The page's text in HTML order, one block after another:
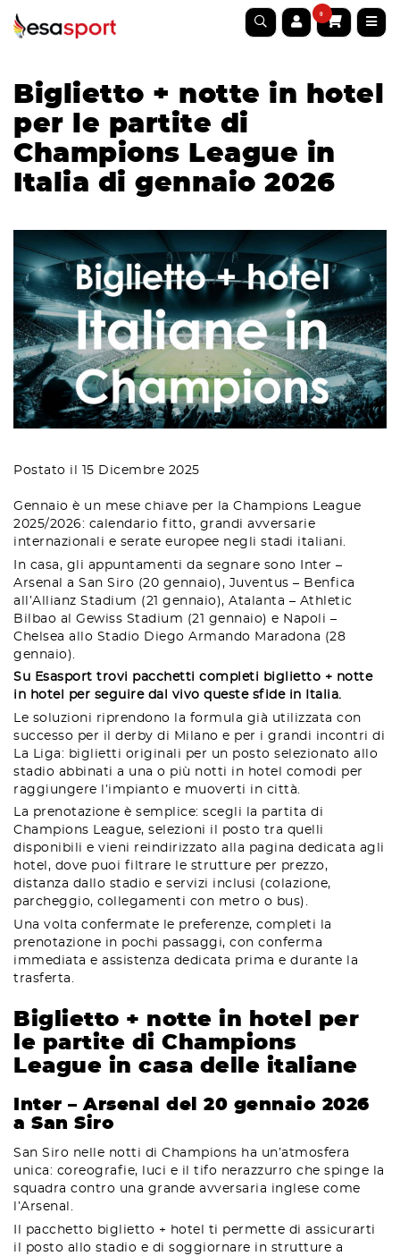
0
Biglietto + notte in hotel
per le partite di
Champions League in
Italia di gennaio 2026
Postato il 15 Dicembre 2025
Gennaio è un mese chiave per la Champions League
2025/2026: calendario fitto, grandi avversarie
internazionali e serate europee negli stadi italiani.
In casa, gli appuntamenti da segnare sono Inter –
Arsenal a San Siro (20 gennaio), Juventus – Benfica
all’Allianz Stadium (21 gennaio), Atalanta – Athletic
Bilbao al Gewiss Stadium (21 gennaio) e Napoli –
Chelsea allo Stadio Diego Armando Maradona (28
gennaio).
Su Esasport trovi pacchetti completi biglietto + notte
in hotel per seguire dal vivo queste sfide in Italia.
Le soluzioni riprendono la formula già utilizzata con
successo per il derby di Milano e per i grandi incontri di
La Liga: biglietti originali per un posto selezionato allo
stadio abbinati a una o più notti in hotel comodi per
raggiungere l’impianto e muoverti in città.
La prenotazione è semplice: scegli la partita di
Champions League, selezioni il posto tra quelli
disponibili e vieni reindirizzato alla pagina dedicata agli
hotel, dove puoi filtrare le strutture per prezzo,
distanza dallo stadio e servizi inclusi (colazione,
parcheggio, collegamenti con metro o bus).
Una volta confermate le preferenze, completi la
prenotazione in pochi passaggi, con conferma
immediata e assistenza dedicata prima e durante la
trasferta.
Biglietto + notte in hotel per
le partite di Champions
League in casa delle italiane
Inter – Arsenal del 20 gennaio 2026
a San Siro
San Siro nelle notti di Champions ha un’atmosfera
unica: coreografie, luci e il tifo nerazzurro che spinge la
squadra contro una grande avversaria inglese come
l’Arsenal.
Il pacchetto biglietto + hotel ti permette di assicurarti
il posto allo stadio e di soggiornare in strutture a